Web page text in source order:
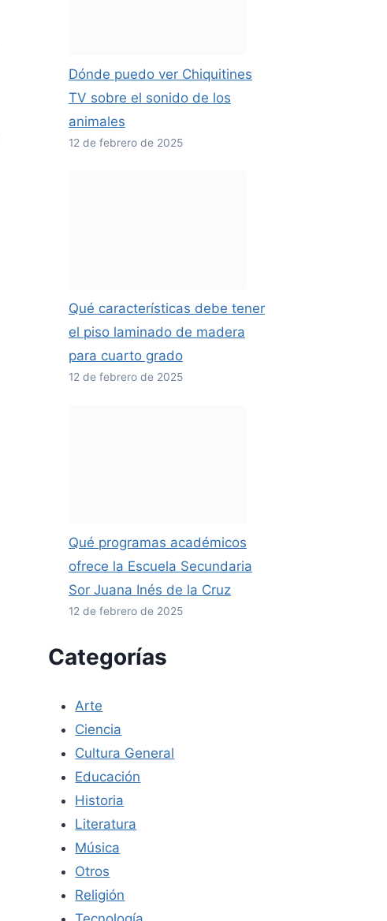
Dónde puedo ver Chiquitines
TV sobre el sonido de los
animales
12 de febrero de 2025
Qué características debe tener
el piso laminado de madera
para cuarto grado
12 de febrero de 2025
Qué programas académicos
ofrece la Escuela Secundaria
Sor Juana Inés de la Cruz
12 de febrero de 2025
Categorías
Arte
Ciencia
Cultura General
Educación
Historia
Literatura
Música
Otros
Religión